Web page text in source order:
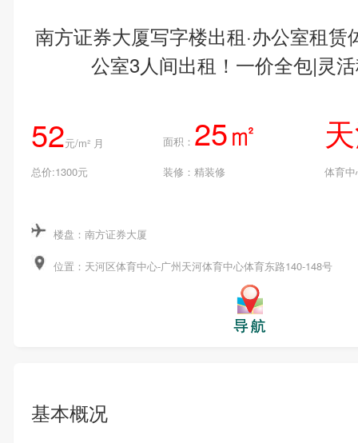
南方证券大厦写字楼出租·办公室租赁
公室3人间出租！一价全包|灵
52元/m² 月 面积： 25㎡
总价:1300元 装修：精装修 体育中
楼盘：南方证券大厦
位置：天河区体育中心-广州天河体育中心体育东路140-148号
基本概况